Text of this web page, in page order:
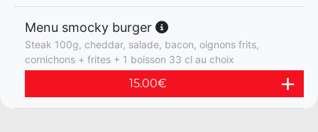
Menu smocky burger
Steak 100g, cheddar, salade, bacon, oignons frits,
cornichons + frites + 1 boisson 33 cl au choix
15.00€